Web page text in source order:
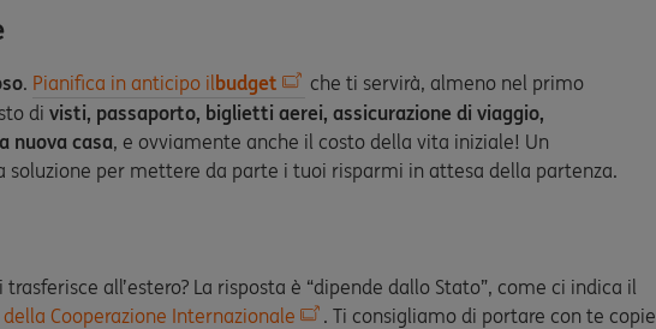
. Pianifica in anticipo ilbudget
che ti servirà, almeno nel primo
di visti, passaporto, biglietti aerei, assicurazione di viaggio,
nuova casa, e ovviamente anche il costo della vita iniziale! Un
soluzione per mettere da parte i tuoi risparmi in attesa della partenza.
all’estero? La risposta è “dipende dallo Stato”, come ci indica il
Cooperazione Internazionale
. Ti consigliamo di portare con te copie